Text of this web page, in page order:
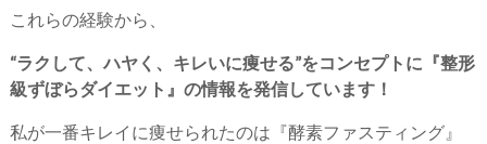
これらの経験から、
“ラクして、ハヤく、キレいに痩せる”をコンセプトに『整形
級ずぼらダイエット』の情報を発信しています！
私が一番キレイに痩せられたのは『酵素ファスティング』